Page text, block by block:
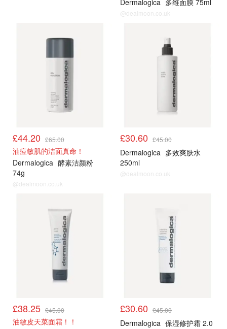
Dermalogica 多维面膜 75ml
@dealmoon.co.uk
£44.20 £65.00
油痘敏肌的洁面真命！
Dermalogica 酵素洁颜粉
74g
@dealmoon.co.uk
£30.60 £45.00
Dermalogica 多效爽肤水
250ml
@dealmoon.co.uk
£38.25 £45.00
油敏皮天菜面霜！！
£30.60 £45.00
Dermalogica 保湿修护霜 2.0